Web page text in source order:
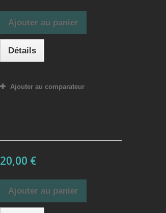
Ajouter au panier
Détails
Ajouter au comparateur
20,00 €
Ajouter au panier